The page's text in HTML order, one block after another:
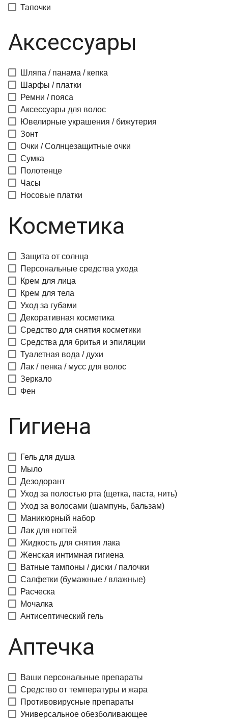
Тапочки
Аксессуары
Шляпа / панама / кепка
Шарфы / платки
Ремни / пояса
Аксессуары для волос
Ювелирные украшения / бижутерия
Зонт
Очки / Солнцезащитные очки
Сумка
Полотенце
Часы
Носовые платки
Косметика
Защита от солнца
Персональные средства ухода
Крем для лица
Крем для тела
Уход за губами
Декоративная косметика
Средство для снятия косметики
Средства для бритья и эпиляции
Туалетная вода / духи
Лак / пенка / мусс для волос
Зеркало
Фен
Гигиена
Гель для душа
Мыло
Дезодорант
Уход за полостью рта (щетка, паста, нить)
Уход за волосами (шампунь, бальзам)
Маникюрный набор
Лак для ногтей
Жидкость для снятия лака
Женская интимная гигиена
Ватные тампоны / диски / палочки
Салфетки (бумажные / влажные)
Расческа
Мочалка
Антисептический гель
Аптечка
Ваши персональные препараты
Средство от температуры и жара
Противовирусные препараты
Универсальное обезболивающее